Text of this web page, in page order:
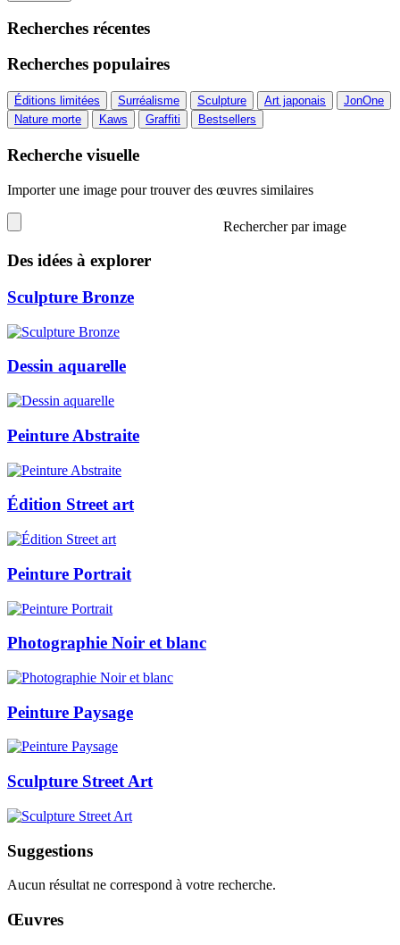
Recherches récentes
Recherches populaires
Éditions limitées Surréalisme Sculpture Art japonais
JonOne
Nature morte
Kaws Graffiti Bestsellers
Recherche visuelle
Importer une image pour trouver des œuvres similaires
Rechercher par image
Des idées à explorer
Sculpture Bronze
Dessin aquarelle
Peinture Abstraite
Édition Street art
Peinture Portrait
Photographie Noir et blanc
Peinture Paysage
Sculpture Street Art
Suggestions
Aucun résultat ne correspond à votre recherche.
Œuvres